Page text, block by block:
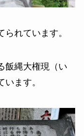
れています。
飯縄大権現（い
ます。